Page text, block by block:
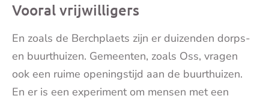
Vooral vrijwilligers
En zoals de Berchplaets zijn er duizenden dorps-
en buurthuizen. Gemeenten, zoals Oss, vragen
ook een ruime openingstijd aan de buurthuizen.
En er is een experiment om mensen met een